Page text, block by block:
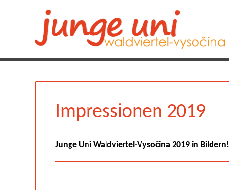
Impressionen 2019
Junge Uni Waldviertel-Vysočina 2019 in Bildern!